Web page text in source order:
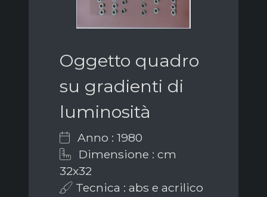
Oggetto quadro
su gradienti di
luminosità
Anno : 1980
Dimensione : cm
32x32
Tecnica : abs e acrilico